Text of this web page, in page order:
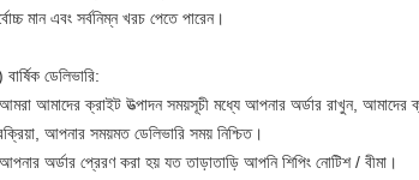
মান এবং সর্বনিম্ন খরচ পেতে পারেন।
ডেলিভারি:
আমাদের ক্রাইট উত্পাদন সময়সূচী মধ্যে আপনার অর্ডার রাখুন, আমাদের
আপনার সময়মত ডেলিভারি সময় নিশ্চিত।
অর্ডার প্রেরণ করা হয় যত তাড়াতাড়ি আপনি শিপিং নোটিশ / বীমা।